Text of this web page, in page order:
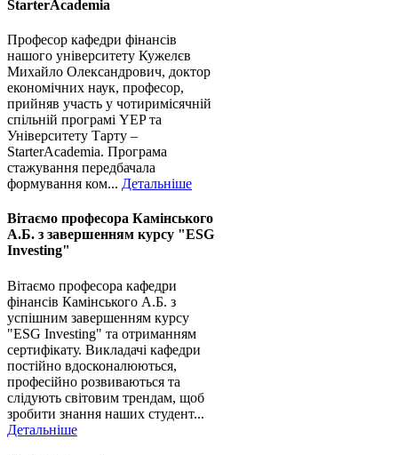
StarterAcademia
Професор кафедри фінансів
нашого університету Кужелєв
Михайло Олександрович, доктор
економічних наук, професор,
прийняв участь у чотиримісячній
спільній програмі YEP та
Університету Тарту –
StarterAcademia. Програма
стажування передбачала
формування ком... Детальніше
Вітаємо професора Камінського
А.Б. з завершенням курсу "ESG
Investing"
Вітаємо професора кафедри
фінансів Камінського А.Б. з
успішним завершенням курсу
"ESG Investing" та отриманням
сертифікату. Викладачі кафедри
постійно вдосконалюються,
професійно розвиваються та
слідують світовим трендам, щоб
зробити знання наших студент...
Детальніше